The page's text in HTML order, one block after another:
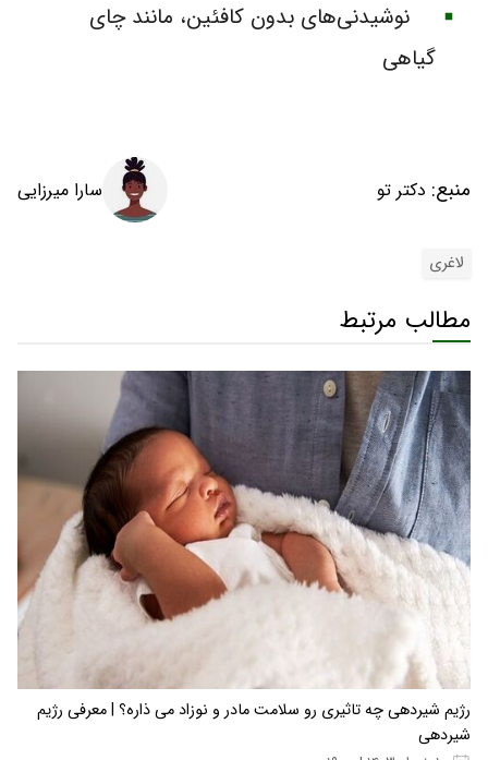
نوشیدنی‌های بدون کافئین، مانند چای
گیاهی
منبع: دکتر تو سارا میرزایی
لاغری
مطالب مرتبط
رژیم شیردهی چه تاثیری رو سلامت مادر و نوزاد می ذاره؟ | معرفی رژیم
شیردهی